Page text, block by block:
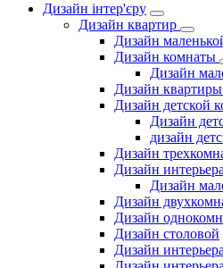
Дизайн інтер'єру
Дизайн квартир
Дизайн
Дизайн комнаты
Дизайн
Дизайн
Дизайн детской
Дизайн
дизайн
Дизайн
Дизайн
Дизайн
Дизайн
Дизайн
Дизайн столовой
Дизайн